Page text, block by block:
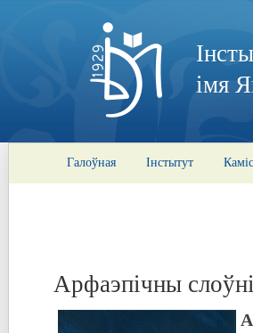
імя
Галоўная Інстытут
Арфаэпічны